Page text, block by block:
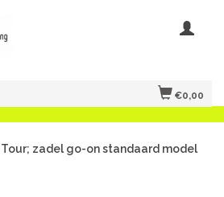
€0,00
zadel go-on standaard model